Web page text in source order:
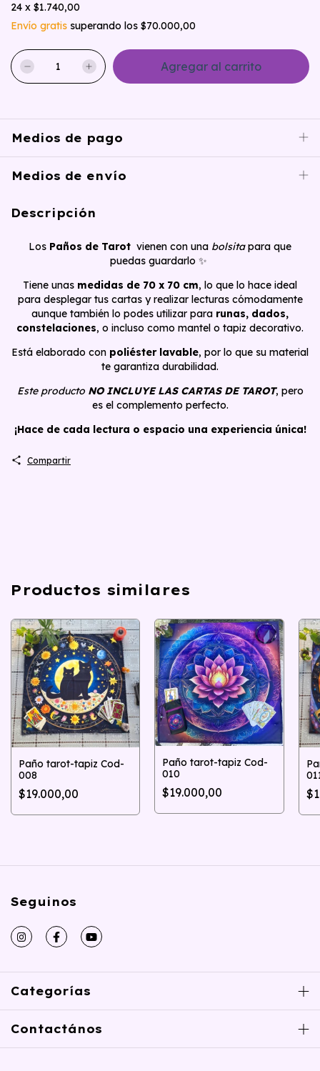
24 x $1.740,00
Envío gratis superando los $70.000,00
Medios de pago
Medios de envío
Descripción
Los Paños de Tarot vienen con una bolsitapara que
puedas guardarlo ✨
Tiene unas medidas de 70 x 70 cm, lo que lo hace ideal
para desplegar tus cartas y realizar lecturas cómodamente
aunque también lo podes utilizar para runas, dados,
constelaciones, o incluso como mantel o tapiz decorativo.
Está elaborado con poliéster lavable, por lo que su material
te garantiza durabilidad.
Este producto NO INCLUYE LAS CARTAS DE TAROT, pero
es el complemento perfecto.
¡Hace de cada lectura o espacio una experiencia única!
Compartir
Productos similares
Paño tarot-tapiz Cod-
008
$19.000,00
Paño tarot-tapiz Cod-
010
$19.000,00
Seguinos
Categorías
Contactános